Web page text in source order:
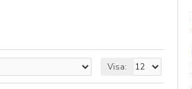
Visa: